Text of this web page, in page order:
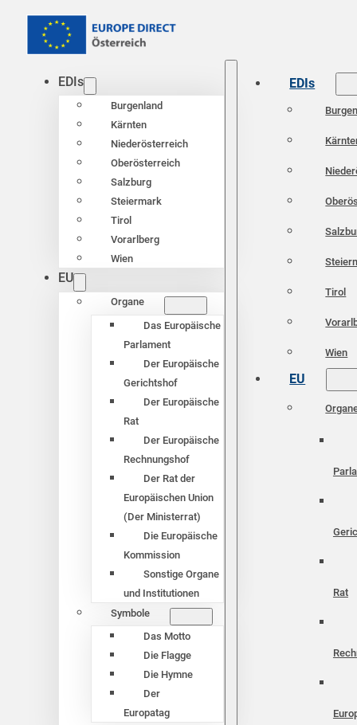
EDIs
Burgenland
Kärnten
Niederösterreich
Oberösterreich
Salzburg
Steiermark
Tirol
Vorarlberg
Wien
EU
Organe
Das Europäische
Parlament
Der Europäische
Gerichtshof
Der Europäische
Rat
Der Europäische
Rechnungshof
Der Rat der
Europäischen Union
(Der Ministerrat)
Die Europäische
Kommission
Sonstige Organe
und Institutionen
Symbole
Das Motto
Die Flagge
Die Hymne
Der
Europatag
EDIs
Tirol
Wien
EU
Rat